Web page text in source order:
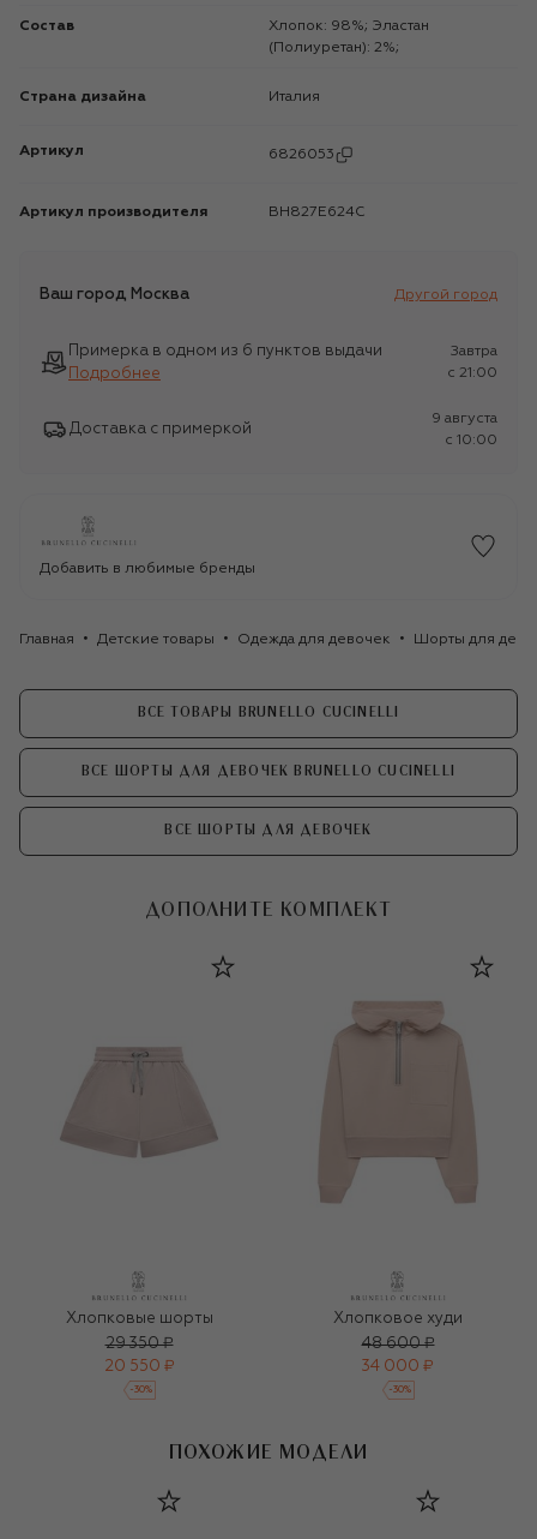
Состав
Хлопок: 98%; Эластан
(Полиуретан): 2%;
Страна дизайна Италия
Артикул 6826053
Артикул производителя BH827E624C
Ваш город Москва Другой город
Примерка в одном из 6 пунктов выдачи
Подробнее
Завтра
c 21:00
Доставка с примеркой
9 августа
c 10:00
Добавить в любимые бренды
Главная Детские товары Одежда для девочек Шорты для
ВСЕ ТОВАРЫ BRUNELLO CUCINELLI
ВСЕ ШОРТЫ ДЛЯ ДЕВОЧЕК BRUNELLO CUCINELLI
ВСЕ ШОРТЫ ДЛЯ ДЕВОЧЕК
ДОПОЛНИТЕ КОМПЛЕКТ
Хлопковые шорты
29 350 ₽
20 550 ₽
-30%
Хлопковое худи
48 600 ₽
34 000 ₽
-30%
ПОХОЖИЕ МОДЕЛИ